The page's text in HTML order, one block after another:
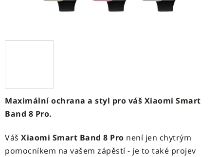
Maximální ochrana a styl pro váš Xiaomi Smart
Band 8 Pro.
Váš Xiaomi Smart Band 8 Pro není jen chytrým
pomocníkem na vašem zápěstí - je to také projev